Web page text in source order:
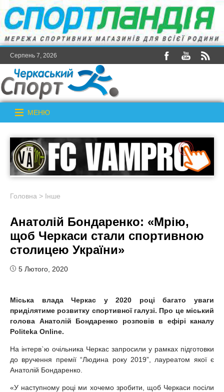
Серпень 7, 2026
МЕНЮ
Головна > Інше
Анатолій Бондаренко: «Мрію,
щоб Черкаси стали спортивною
столицею України»
5 Лютого, 2020
Міська влада Черкас у 2020 році багато уваги
приділятиме розвитку спортивної галузі. Про це міський
голова Анатолій Бондаренко розповів в ефірі каналу
Politeka Online.
На інтерв`ю очільника Черкас запросили у рамках підготовки
до вручення премії “Людина року 2019”, лауреатом якої є
Анатолій Бондаренко.
«У наступному році ми хочемо зробити, щоб Черкаси посіли